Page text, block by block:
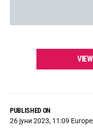
PUBLISHED ON
26 јуни 2023, 11:09